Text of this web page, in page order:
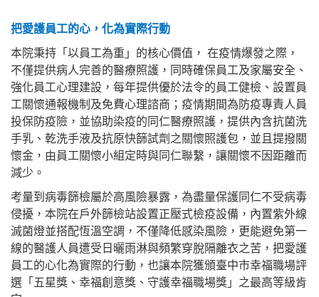
把愛護員工的心，化為實際行動
本院秉持「以員工為重」的核心價值， 在疫情爆發之際，
不僅提供病人完善的醫療照護，同時確保員工及家屬安全、
強化員工心理建設，每年提供優於法令的員工健檢、設置員
工關懷通報機制及免費心理諮商；疫情期間為防疫專責人員
投保防疫險，並協助染疫的同仁醫療照護，提供內含抗菌洗
手乳、乾洗手液及抗原快篩試劑之關懷照護包，並且提撥關
懷金，由員工關懷小組定時與同仁聯繫，讓關懷不因距離而
減少。
考量到病毒篩檢屬於高風險暴露，為盡量保護同仁不受病毒
侵擾，本院在戶外篩檢站設置正壓式檢疫設備，內置紫外線
滅菌燈並搭配恆溫空調，不僅降低感染風險，更能避免第一
線的醫護人員遭受日曬雨淋與頻繁穿脫隔離衣之苦，把愛護
員工的心化為實際的行動，也讓本院獲頒臺中市幸福職場評
選「五星獎、幸福創意獎、守護幸福職場獎」之最高等級肯